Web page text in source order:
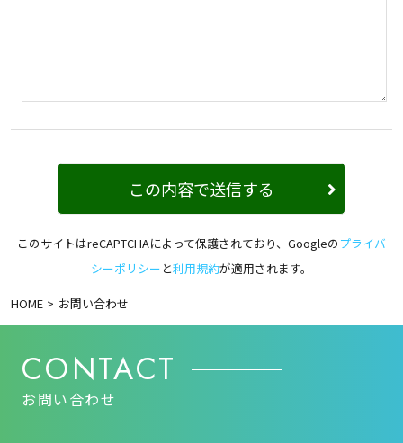
このサイトはreCAPTCHAによって保護されており、Googleの プライバ
シーポリシー と利用規約が適用されます。
HOME お問い合わせ
CONTACT
お問い合わせ